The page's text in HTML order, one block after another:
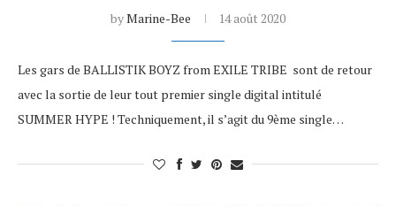
byMarine-Bee 14 août 2020
Les gars de BALLISTIK BOYZ from EXILE TRIBE sont de retour
avec la sortie de leur tout premier single digital intitulé
SUMMER HYPE ! Techniquement, il s’agit du 9ème single…